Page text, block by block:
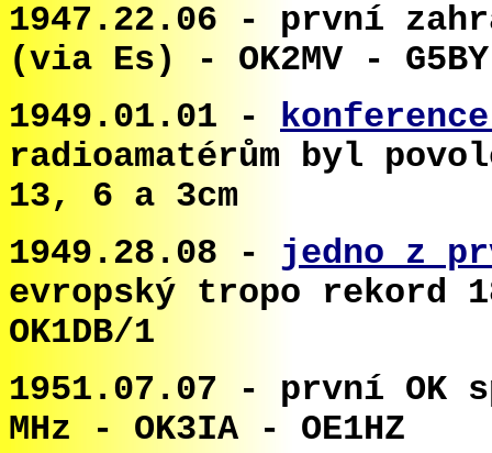
1947.22.06 - první
(via Es)
- OK2MV - G5BY
1949.01.01 -
radioamatérům byl
13, 6 a 3cm
1949. 28. 08 - jedno z
evropský tropo rekord
OK1DB/1
1951.07.07 - první OK
MHz - OK3IA - OE1HZ